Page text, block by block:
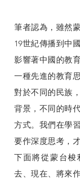
筆者認為，雖然
19世紀傳播到中
影響著中國的教
一種先進的教育
對於不同的民族
背景，不同的時
方式。我們在學
要作深度思考，
下面將從蒙台梭
去、現在、將來